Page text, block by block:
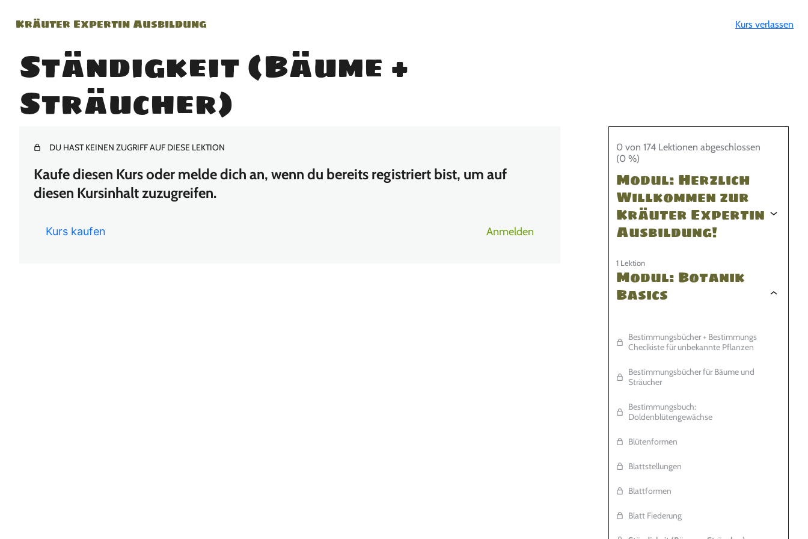
Kräuter Expertin Ausbildung Kurs verlassen
Ständigkeit (Bäume +
Sträucher)
0 von 174 Lektionen abgeschlossen
(0 %)
Modul: Herzlich
Willkommen zur
Kräuter Expertin
Ausbildung!
1 Lektion
Modul: Botanik
Basics
Bestimmungsbücher + Bestimmungs
Checlkiste für unbekannte Pflanzen
Bestimmungsbücher für Bäume und
Sträucher
Bestimmungsbuch:
Doldenblütengewächse
Blütenformen
Blattstellungen
Blattformen
Blatt Fiederung
DU HAST KEINEN ZUGRIFF AUF DIESE LEKTION
Kaufe diesen Kurs oder melde dich an, wenn du bereits registriert bist, um auf
diesen Kursinhalt zuzugreifen.
Kurs kaufen Anmelden